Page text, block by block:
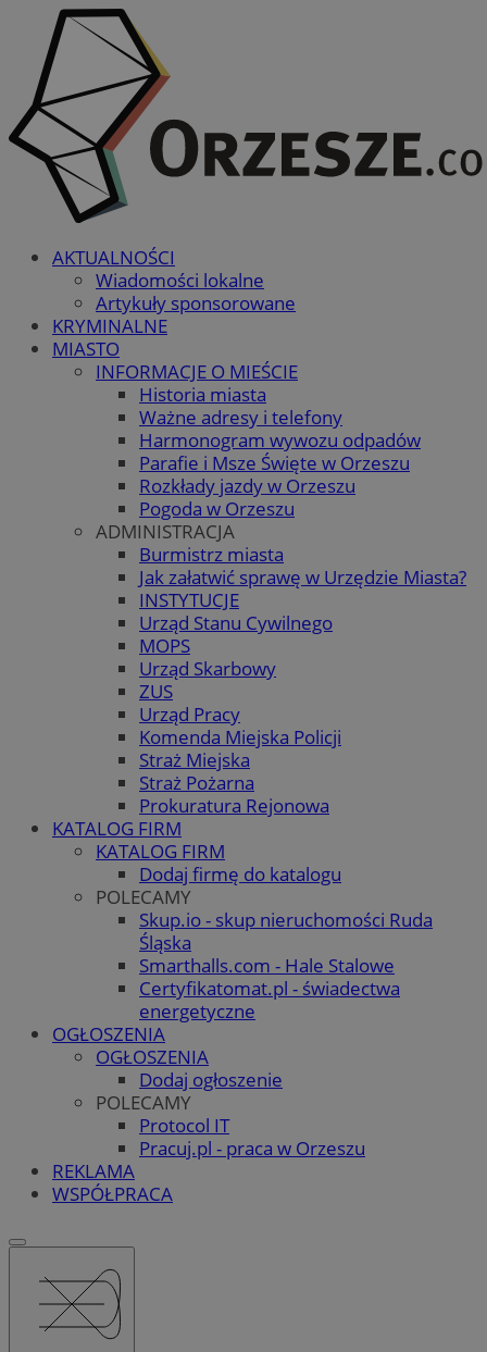
AKTUALNOŚCI
Wiadomości lokalne
Artykuły sponsorowane
KRYMINALNE
MIASTO
INFORMACJE O MIEŚCIE
Historia miasta
Ważne adresy i telefony
Harmonogram wywozu odpadów
Parafie i Msze Święte w Orzeszu
Rozkłady jazdy w Orzeszu
Pogoda w Orzeszu
ADMINISTRACJA
Burmistrz miasta
Jak załatwić sprawę w Urzędzie Miasta?
INSTYTUCJE
Urząd Stanu Cywilnego
MOPS
Urząd Skarbowy
ZUS
Urząd Pracy
Komenda Miejska Policji
Straż Miejska
Straż Pożarna
Prokuratura Rejonowa
KATALOG FIRM
KATALOG FIRM
Dodaj firmę do katalogu
POLECAMY
Skup.io - skup nieruchomości Ruda
Śląska
Smarthalls.com - Hale Stalowe
Certyfikatomat.pl - świadectwa
energetyczne
OGŁOSZENIA
OGŁOSZENIA
Dodaj ogłoszenie
POLECAMY
Protocol IT
Pracuj.pl - praca w Orzeszu
REKLAMA
WSPÓŁPRACA